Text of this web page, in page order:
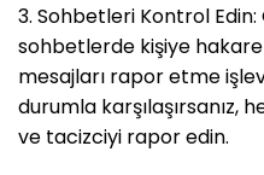
3. Sohbetleri Kontrol Edin:
sohbetlerde kişiye
mesajları rapor etme
durumla karşılaşırsanız,
ve tacizciyi rapor edin.